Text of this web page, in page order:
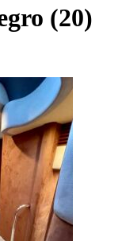
(20)